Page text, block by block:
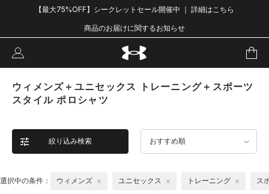
【最大75%OFF】シークレットセール開催中 ｜ 詳細はこちら
商品のお届けに関するお知らせ
ウィメンズ＋ユニセックス トレーニング＋スポーツ
スタイル ポロシャツ
絞り込み検索 おすすめ順
選択中の条件： ウィメンズ ユニセックス トレーニング ス